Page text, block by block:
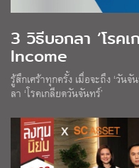
3 วิธีบอกลา ‘โรค
Income
รู้สึกเศร้าทุกครั้ง เมื่อจะถึง ‘วัน
ลา ‘โรคเกลียดวันจันทร์’